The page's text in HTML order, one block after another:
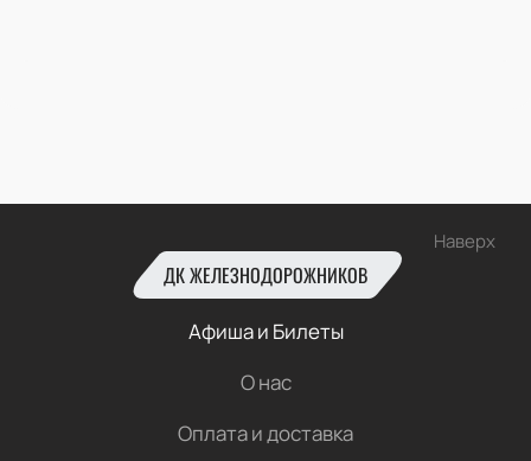
Наверх
ДК ЖЕЛЕЗНОДОРОЖНИКОВ
Афиша и Билеты
О нас
Оплата и доставка